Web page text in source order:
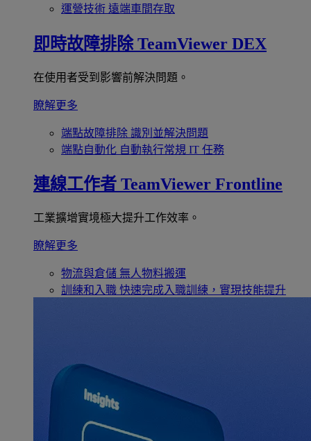
運營技術 遠端車間存取
即時故障排除 TeamViewer DEX
在使用者受到影響前解決問題。
瞭解更多
端點故障排除 識別並解決問題
端點自動化 自動執行常規 IT 任務
連線工作者 TeamViewer Frontline
工業擴增實境極大提升工作效率。
瞭解更多
物流與倉儲 無人物料搬運
訓練和入職 快速完成入職訓練，實現技能提升